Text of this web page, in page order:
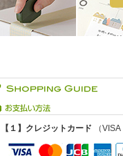
【１】クレジットカード （